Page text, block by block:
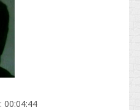
: 00:04:44